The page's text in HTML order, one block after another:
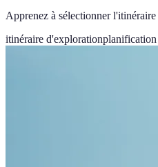
Apprenez à sélectionner
itinéraire d'exploration